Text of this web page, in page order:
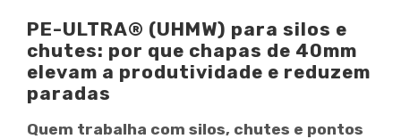
PE-ULTRA® (UHMW) para silos e
chutes: por que chapas de 40mm
elevam a produtividade e reduzem
paradas
Quem trabalha com silos, chutes e pontos